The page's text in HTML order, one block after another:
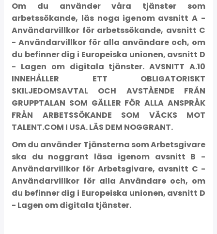
Om du använder våra tjänster som
arbetssökande, läs noga igenom avsnitt A -
Användarvillkor för arbetssökande, avsnitt C
- Användarvillkor för alla användare och, om
du befinner dig i Europeiska unionen, avsnitt D
- Lagen om digitala tjänster. AVSNITT A.10
INNEHÅLLER ETT OBLIGATORISKT
SKILJEDOMSAVTAL OCH AVSTÅENDE FRÅN
GRUPPTALAN SOM GÄLLER FÖR ALLA ANSPRÅK
FRÅN ARBETSSÖKANDE SOM VÄCKS MOT
TALENT.COM I USA. LÄS DEM NOGGRANT.
Om du använder Tjänsterna som Arbetsgivare
ska du noggrant läsa igenom avsnitt B -
Användarvillkor för Arbetsgivare, avsnitt C -
Användarvillkor för alla Användare och, om
du befinner dig i Europeiska unionen, avsnitt D
- Lagen om digitala tjänster.